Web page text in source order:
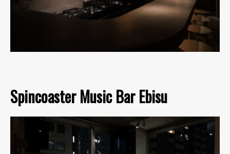
Spincoaster Music Bar Ebisu